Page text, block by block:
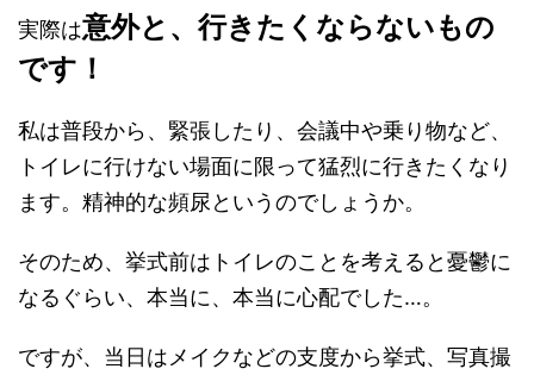
実際は意外と、行きたくならないもの
です！
私は普段から、緊張したり、会議中や乗り物など、
トイレに行けない場面に限って猛烈に行きたくなり
ます。精神的な頻尿というのでしょうか。
そのため、挙式前はトイレのことを考えると憂鬱に
なるぐらい、本当に、本当に心配でした…。
ですが、当日はメイクなどの支度から挙式、写真撮